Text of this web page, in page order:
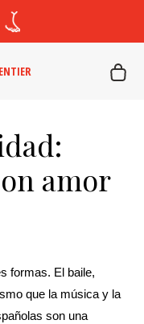
amor
formas. El baile,
que la música y la
son una